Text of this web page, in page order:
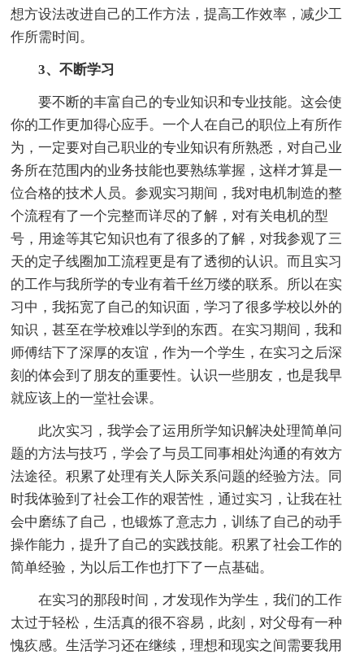
想方设法改进自己的工作方法，提高工作效率，减少工
作所需时间。
3、不断学习
要不断的丰富自己的专业知识和专业技能。这会使
你的工作更加得心应手。一个人在自己的职位上有所作
为，一定要对自己职业的专业知识有所熟悉，对自己业
务所在范围内的业务技能也要熟练掌握，这样才算是一
位合格的技术人员。参观实习期间，我对电机制造的整
个流程有了一个完整而详尽的了解，对有关电机的型
号，用途等其它知识也有了很多的了解，对我参观了三
天的定子线圈加工流程更是有了透彻的认识。而且实习
的工作与我所学的专业有着千丝万缕的联系。所以在实
习中，我拓宽了自己的知识面，学习了很多学校以外的
知识，甚至在学校难以学到的东西。在实习期间，我和
师傅结下了深厚的友谊，作为一个学生，在实习之后深
刻的体会到了朋友的重要性。认识一些朋友，也是我早
就应该上的一堂社会课。
此次实习，我学会了运用所学知识解决处理简单问
题的方法与技巧，学会了与员工同事相处沟通的有效方
法途径。积累了处理有关人际关系问题的经验方法。同
时我体验到了社会工作的艰苦性，通过实习，让我在社
会中磨练了自己，也锻炼了意志力，训练了自己的动手
操作能力，提升了自己的实践技能。积累了社会工作的
简单经验，为以后工作也打下了一点基础。
在实习的那段时间，才发现作为学生，我们的工作
太过于轻松，生活真的很不容易，此刻，对父母有一种
愧疚感。生活学习还在继续，理想和现实之间需要我用